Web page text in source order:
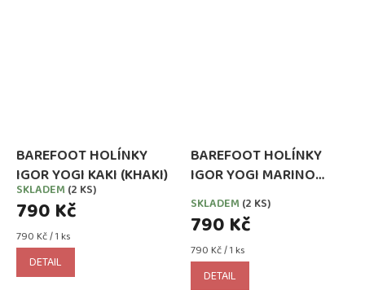
BAREFOOT HOLÍNKY
IGOR YOGI KAKI (KHAKI)
Průměrné
hodnocení
produktu
je
3,4
SKLADEM (2 KS)
790 Kč
Měrná
cena:
790 Kč / 1 ks
DETAIL
BAREFOOT HOLÍNKY
IGOR YOGI MARINO
(MODRÉ)
SKLADEM (2 KS)
790 Kč
Měrná
cena:
790 Kč / 1 ks
DETAIL